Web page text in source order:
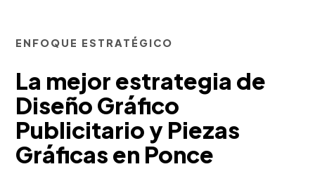
ENFOQUE ESTRATÉGICO
La mejor estrategia de
Diseño Gráfico
Publicitario y Piezas
Gráficas en Ponce